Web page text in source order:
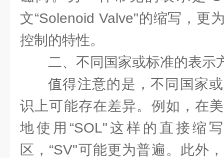
文“Solenoid Valve"的缩写，更
控制的特性。
二、不同国家或标准的表示
值得注意的是，不同国家
识上可能存在差异。例如，在
地使用“SOL"这样的直接缩
区，“SV"可能更为普遍。此外